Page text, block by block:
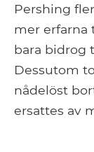
Pershing
mer erfarna
bara bidrog
Dessutom
nådelöst
ersattes av